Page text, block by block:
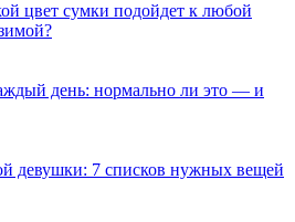
цвет сумки подойдет к любой
день: нормально ли это — и
девушки: 7 списков нужных вещей